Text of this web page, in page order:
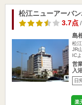
松江ニューアーバ
3.7点/
島
松
JR
IC
営
入
日
楽